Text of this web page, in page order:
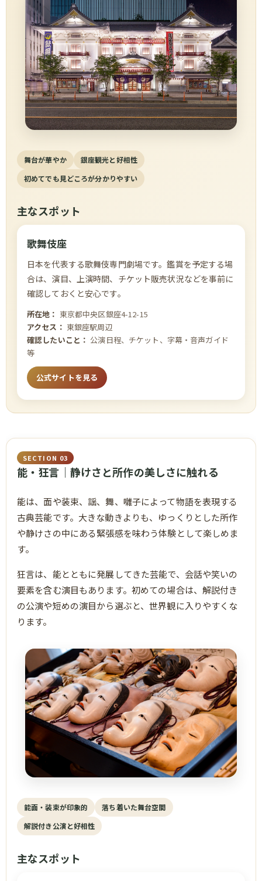
舞台が華やか
銀座観光と好相性
初めてでも見どころが分かりやすい
主なスポット
歌舞伎座
日本を代表する歌舞伎専門劇場です。鑑賞を予定する場
合は、演目、上演時間、チケット販売状況などを事前に
確認しておくと安心です。
所在地： 東京都中央区銀座4-12-15
アクセス： 東銀座駅周辺
確認したいこと： 公演日程、チケット、字幕・音声ガイド
等
公式サイトを見る
SECTION 03
能・狂言｜静けさと所作の美しさに触れる
能は、面や装束、謡、舞、囃子によって物語を表現する
古典芸能です。大きな動きよりも、ゆっくりとした所作
や静けさの中にある緊張感を味わう体験として楽しめま
す。
狂言は、能とともに発展してきた芸能で、会話や笑いの
要素を含む演目もあります。初めての場合は、解説付き
の公演や短めの演目から選ぶと、世界観に入りやすくな
ります。
能面・装束が印象的
落ち着いた舞台空間
解説付き公演と好相性
主なスポット